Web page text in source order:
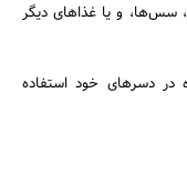
سس‌ها، و یا غذاهای دیگر
در دسرهای خود استفاده